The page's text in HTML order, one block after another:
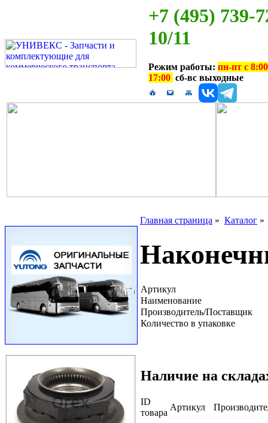
+7 (495) 739-
10/11
Режим работы: пн-пт с
17:00 сб-вс выходные
Главная страница » Каталог
Артикул
Наименование
Производитель/Поставщик
Количество в упаковке
Наличие на
ID
товара
Артикул